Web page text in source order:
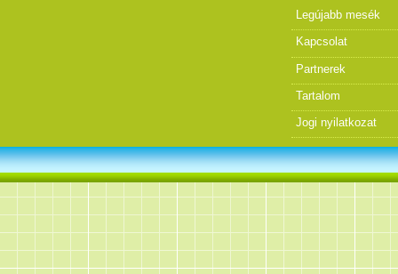
Legújabb mesék
Kapcsolat
Partnerek
Tartalom
Jogi nyilatkozat